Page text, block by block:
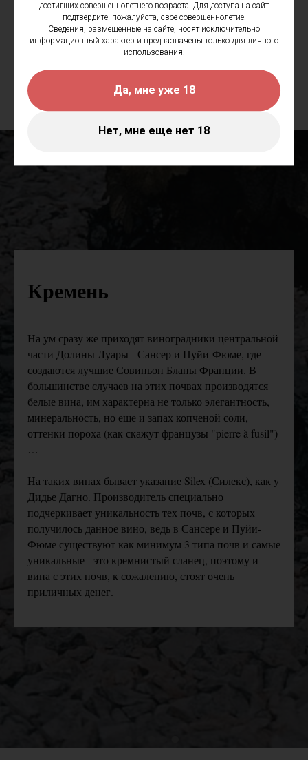
достигших совершеннолетнего возраста. Для доступа на сайт
подтвердите, пожалуйста, свое совершеннолетие.
Сведения, размещенные на сайте, носят исключительно
информационный характер и предназначены только для личного
использования.
Да, мне уже 18
Нет, мне еще нет 18
В Ланегдок-Руссильоне в деревушке Фожер вы найдете 3
вида сланцевых почв: шиферный сланец (dallas), глинисто-
песчаные сланцы (schistes-greseux), а также очень хрупкую
разновидность, которая легко крошется и именуется в этих
местах frites.
Кремень
На ум сразу же приходят виноградники центральной
части Долины Луары - Сансер и Пуйи-Фюме, где
создаются лучшие Совиньон Бланы Франции. В
большинстве случаев на этих почвах производятся
белые вина, им характерна не только элегантность,
минеральность, но еще и запах копченой соли,
оттенки пороха (как скажут французы "pierre à fusil")
…
На таких винах бывает указание Silex (Силекс), как у
Дидье Дагно. Производитель специально
подчеркивает уникальность тех почв, с которых
получилось данное вино, ведь в Сансере и Пуйи-
Фюме существуют как минимум 3 типа почв и самые
уникальные - это кремнистый сланец, поэтому и
вина с этих почв, к сожалению, стоят очень
приличных денег.